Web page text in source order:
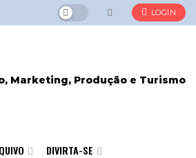
LOGIN
DIVIRTA-SE